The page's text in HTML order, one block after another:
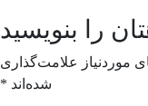
را بنویسید
علامت‌گذاری
شده‌اند *